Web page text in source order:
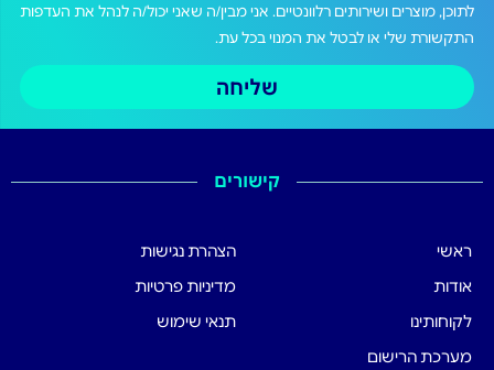
לתוכן, מוצרים ושירותים רלוונטיים. אני מבין/ה שאני יכול/ה לנהל את העדפות
התקשורת שלי או לבטל את המנוי בכל עת.
שליחה
קישורים
ראשי
אודות
לקוחותינו
מערכת הרישום
הצהרת נגישות
מדיניות פרטיות
תנאי שימוש